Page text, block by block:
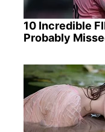
10 Incredible
Probably